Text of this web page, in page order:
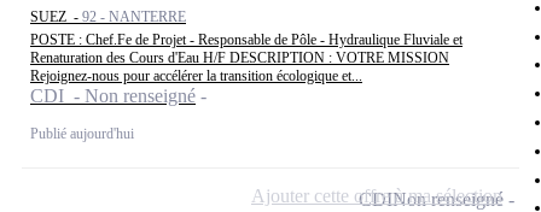
SUEZ - 92 - NANTERRE
POSTE : Chef.Fe de Projet - Responsable de Pôle - Hydraulique Fluviale et
Renaturation des Cours d'Eau H/F DESCRIPTION : VOTRE MISSION
Rejoignez-nous pour accélérer la transition écologique et...
CDI - Non renseigné
Publié aujourd'hui
CDINon renseigné
Ajouter cette offre à ma sélection